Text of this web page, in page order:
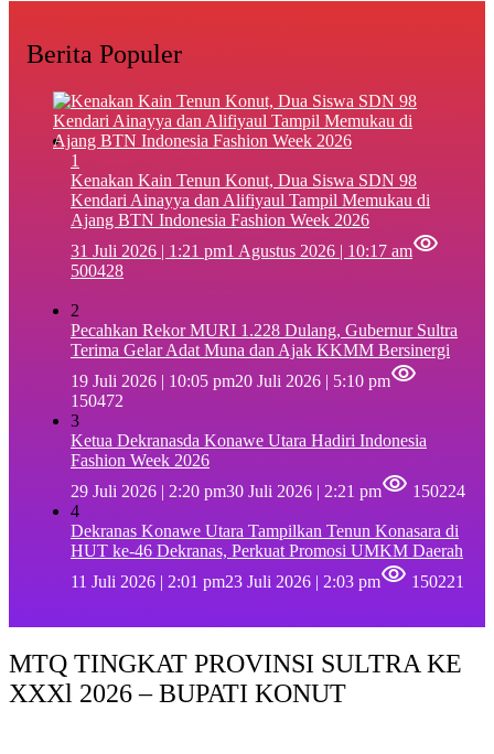
Berita Populer
1
‎Kenakan Kain Tenun Konut, Dua Siswa SDN 98
Kendari Ainayya dan Alifiyaul Tampil Memukau di
Ajang BTN Indonesia Fashion Week 2026
31 Juli 2026 | 1:21 pm1 Agustus 2026 | 10:17 am
500428
2
Pecahkan Rekor MURI 1.228 Dulang, Gubernur Sultra
Terima Gelar Adat Muna dan Ajak KKMM Bersinergi
19 Juli 2026 | 10:05 pm20 Juli 2026 | 5:10 pm
150472
3
Ketua Dekranasda Konawe Utara Hadiri Indonesia
Fashion Week 2026
29 Juli 2026 | 2:20 pm30 Juli 2026 | 2:21 pm
150224
4
Dekranas Konawe Utara Tampilkan Tenun Konasara di
HUT ke-46 Dekranas, Perkuat Promosi UMKM Daerah
11 Juli 2026 | 2:01 pm23 Juli 2026 | 2:03 pm 150221
MTQ TINGKAT PROVINSI SULTRA KE
XXXl 2026 – BUPATI KONUT